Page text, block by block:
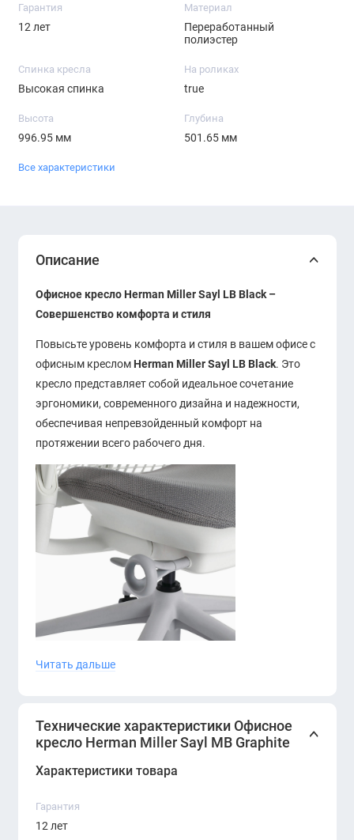
Гарантия
12 лет
Материал
Переработанный
полиэстер
Спинка кресла
Высокая спинка
На роликах
true
Высота
996.95 мм
Глубина
501.65 мм
Все характеристики
Описание
Офисное кресло Herman Miller Sayl LB Black –
Совершенство комфорта и стиля
Повысьте уровень комфорта и стиля в вашем офисе с
офисным креслом Herman Miller Sayl LB Black. Это
кресло представляет собой идеальное сочетание
эргономики, современного дизайна и надежности,
обеспечивая непревзойденный комфорт на
протяжении всего рабочего дня.
Читать дальше
Технические характеристики Офисное
кресло Herman Miller Sayl MB Graphite
Характеристики товара
Гарантия
12 лет